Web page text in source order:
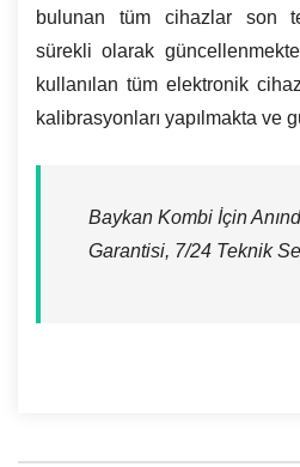
bulunan tüm cihazlar son
sürekli olarak
kullanılan tüm elektronik
kalibrasyonları yapılmakta ve
Baykan Kombi İçin
Garantisi, 7/24 Teknik